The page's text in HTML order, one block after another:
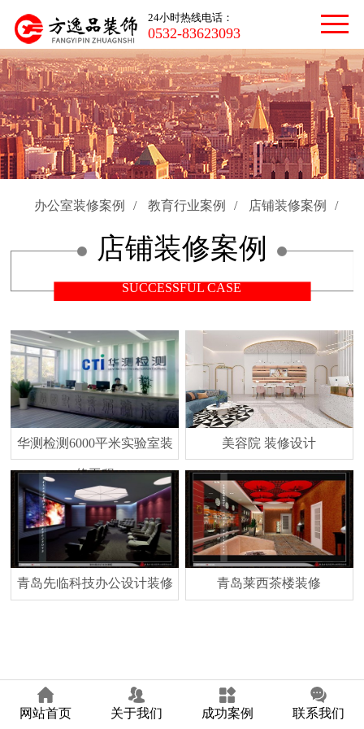
24小时热线电话：
0532-83623093
办公室装修案例 / 教育行业案例 / 店铺装修案例 /
店铺装修案例
SUCCESSFUL CASE
华测检测6000平米实验室装
修工程
美容院 装修设计
青岛先临科技办公设计装修 青岛莱西茶楼装修
网站首页 关于我们 成功案例 联系我们